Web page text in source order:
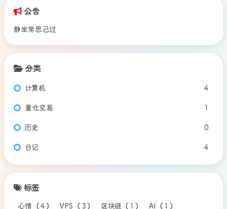
公告
静坐常思己过
分类
计算机 4
量化交易 1
历史 0
日记 4
标签
心情 （4） VPS （ 3） 区块链 （ 1 ） AI （ 1 ）